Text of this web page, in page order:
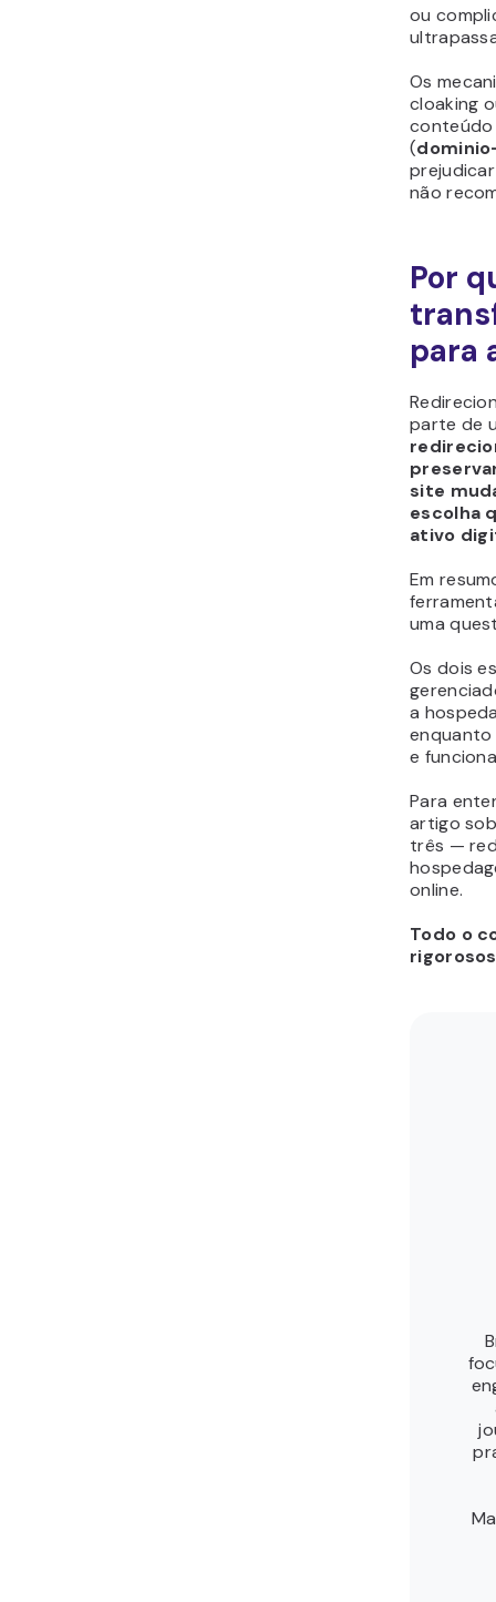
ou
Os
cloaking
conteúdo
(
não
Por
para
parte de
site
escolha
ativo
Em
uma
Os dois
a
enquanto
e
Para
artigo
três —
online.
Todo o